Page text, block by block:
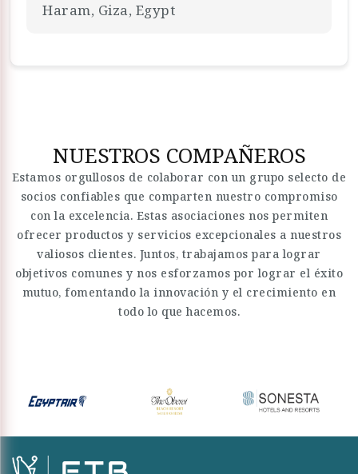
Haram, Giza, Egypt
NUESTROS COMPAÑEROS
Estamos orgullosos de colaborar con un grupo selecto de
socios confiables que comparten nuestro compromiso
con la excelencia. Estas asociaciones nos permiten
ofrecer productos y servicios excepcionales a nuestros
valiosos clientes. Juntos, trabajamos para lograr
objetivos comunes y nos esforzamos por lograr el éxito
mutuo, fomentando la innovación y el crecimiento en
todo lo que hacemos.